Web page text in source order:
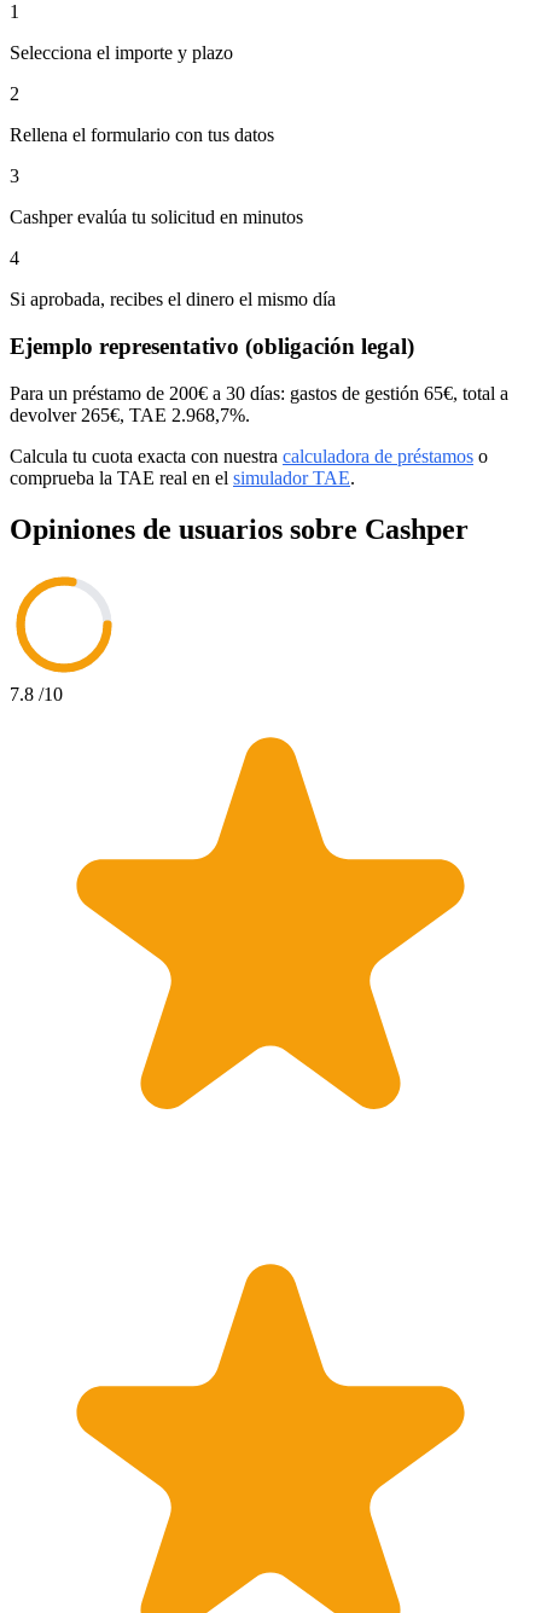
1
Selecciona el importe y plazo
2
Rellena el formulario con tus datos
3
Cashper evalúa tu solicitud en minutos
4
Si aprobada, recibes el dinero el mismo día
Ejemplo representativo (obligación legal)
Para un préstamo de 200€ a 30 días: gastos de gestión 65€, total a
devolver 265€, TAE 2.968,7%.
Calcula tu cuota exacta con nuestra calculadora de préstamos o
comprueba la TAE real en el simulador TAE.
Opiniones de usuarios sobre Cashper
7.8 /10